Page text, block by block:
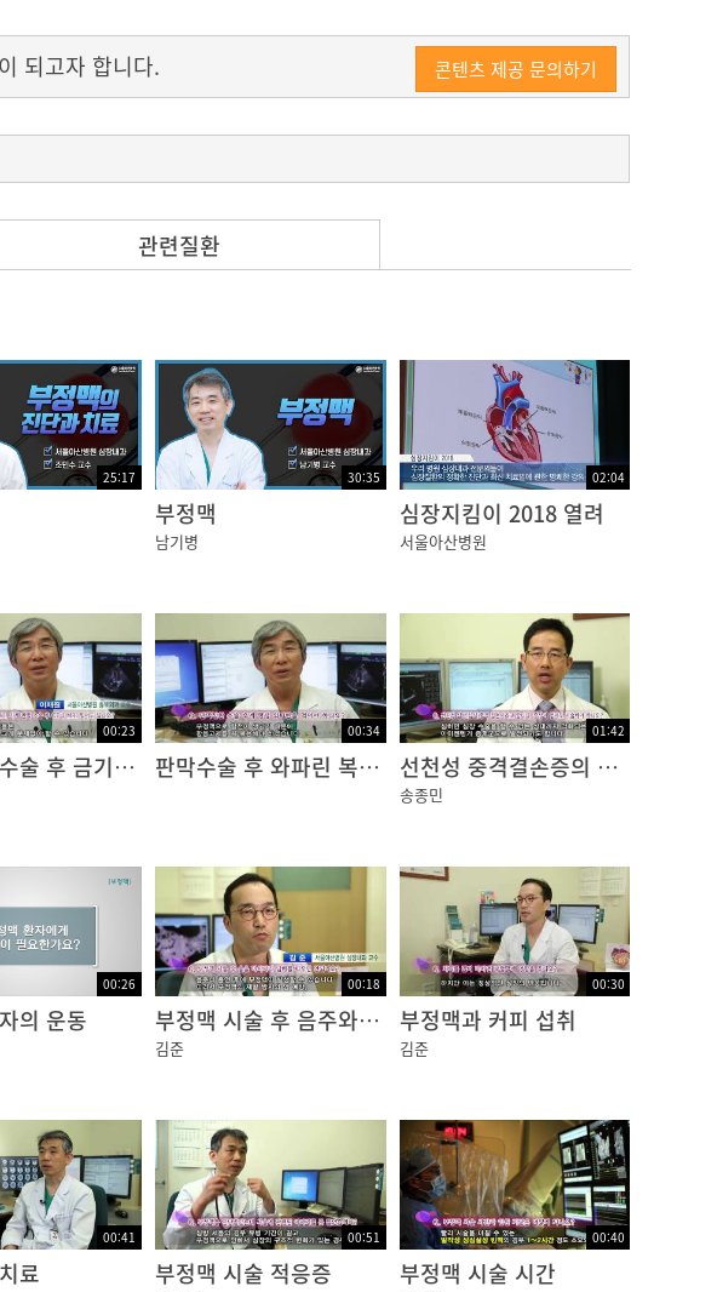
되고자 합니다. 콘텐츠 제공 문의하기
발생하게 되면 불규칙하거나 빠른 심장 박동이 느껴져서 심
상이 없이 가슴이 답답하거나 숨이 찬 증상만을 호소하는 경우
에는 가슴이 덜컥거리고 뛰는 느낌이나 쿵 내려앉는 느낌을 받
럼증을 느끼거나 아주 심한 경우는 실신할 수도 있습니다.
관련질환
25:17 30:35
부정맥
남기병
02:04
심장지킴이 2018 열려
서울아산병원
00:23
심장판막 수술 후 금기 검사
00:34
판막수술 후 와파린 복용 기간
01:42
선천성 중격결손증의 치료
송종민
00:26
의 운동
00:18
부정맥 시술 후 음주와 흡연
김준
00:30
부정맥과 커피 섭취
김준
00:41
료
00:51
부정맥 시술 적응증
00:40
부정맥 시술 시간